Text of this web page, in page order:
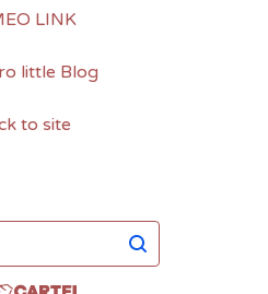
LINK
little Blog
to site